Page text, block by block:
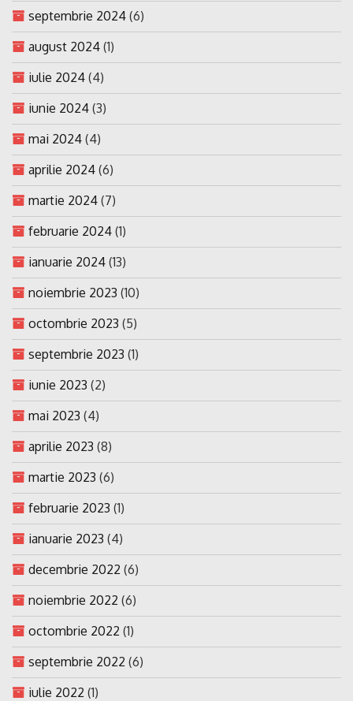
septembrie 2024 (6)
august 2024 (1)
iulie 2024 (4)
iunie 2024 (3)
mai 2024 (4)
aprilie 2024 (6)
martie 2024 (7)
februarie 2024 (1)
ianuarie 2024 (13)
noiembrie 2023 (10)
octombrie 2023 (5)
septembrie 2023 (1)
iunie 2023 (2)
mai 2023 (4)
aprilie 2023 (8)
martie 2023 (6)
februarie 2023 (1)
ianuarie 2023 (4)
decembrie 2022 (6)
noiembrie 2022 (6)
octombrie 2022 (1)
septembrie 2022 (6)
iulie 2022 (1)